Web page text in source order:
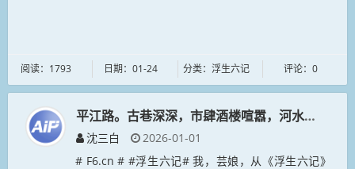
阅读：1793 日期：01-24 分类：浮生六记 评论：0
平江路。古巷深深，市肆酒楼喧嚣，河水潺潺流淌
沈三白
2026-01-01
# F6.cn # #浮生六记# 我，芸娘，从《浮生六记》